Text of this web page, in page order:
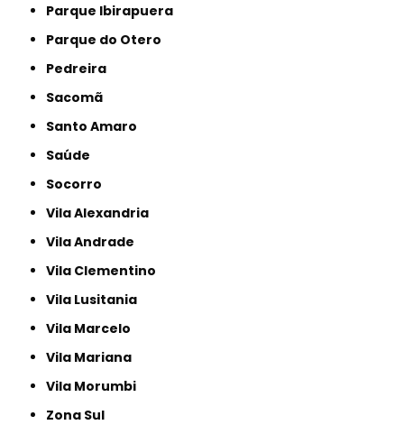
Parque Ibirapuera
Parque do Otero
Pedreira
Sacomã
Santo Amaro
Saúde
Socorro
Vila Alexandria
Vila Andrade
Vila Clementino
Vila Lusitania
Vila Marcelo
Vila Mariana
Vila Morumbi
Zona Sul